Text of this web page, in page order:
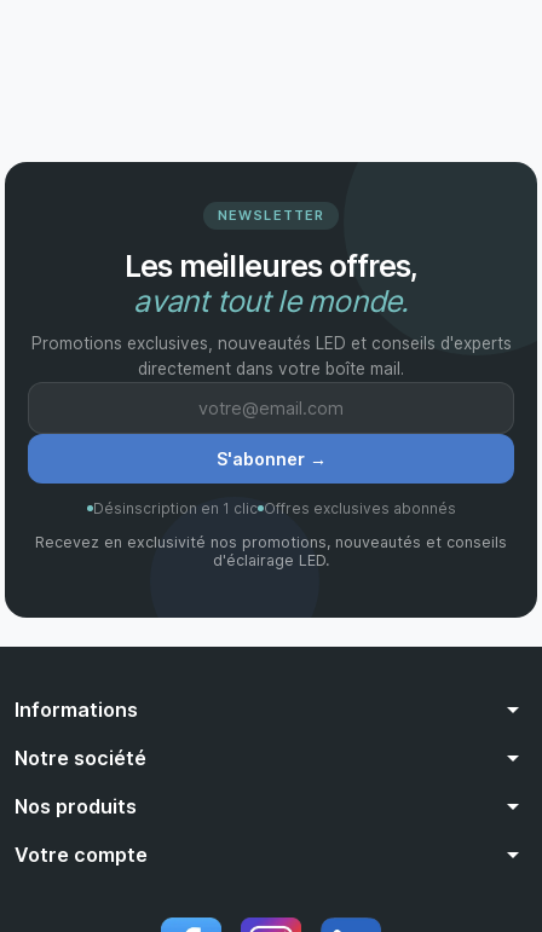
NEWSLETTER
Les meilleures offres,
avant tout le monde.
Promotions exclusives, nouveautés LED et conseils d'experts
directement dans votre boîte mail.
S'abonner →
Désinscription en 1 clic Offres exclusives abonnés
Recevez en exclusivité nos promotions, nouveautés et conseils
d'éclairage LED.
Informations arrow_drop_down
Notre société arrow_drop_down
Nos produits arrow_drop_down
Votre compte arrow_drop_down